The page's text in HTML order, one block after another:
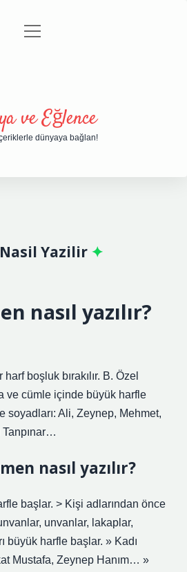
Politikası
menüyü
ve Eğlence
dünyaya bağlan!
Yazilir
nasıl yazılır?
boşluk bırakılır. B. Özel
ve cümle içinde büyük harfle
soyadları: Ali, Zeynep, Mehmet,
Tanpınar…
nasıl yazılır?
başlar. > Kişi adlarından önce
unvanlar, lakaplar,
büyük harfle başlar. » Kadı
Mustafa, Zeynep Hanım… »